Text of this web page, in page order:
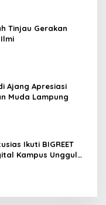
Tinjau Gerakan
Ajang Apresiasi
Muda Lampung
Ikuti BIGREET
Kampus Unggul
Deretan